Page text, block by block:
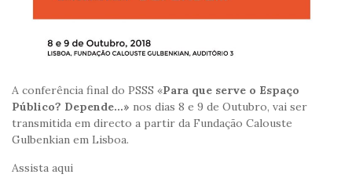
A conferência final do PSSS «Para que serve o Espaço
Público? Depende…» nos dias 8 e 9 de Outubro, vai ser
transmitida em directo a partir da Fundação Calouste
Gulbenkian em Lisboa.
Assista aqui